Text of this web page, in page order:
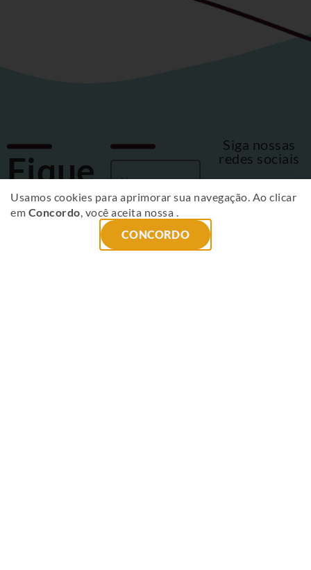
Fique
por
dentro
Siga nossas
redes sociais
CONCORDO
Usamos cookies para aprimorar sua navegação. Ao clicar
em Concordo, você aceita nossa .